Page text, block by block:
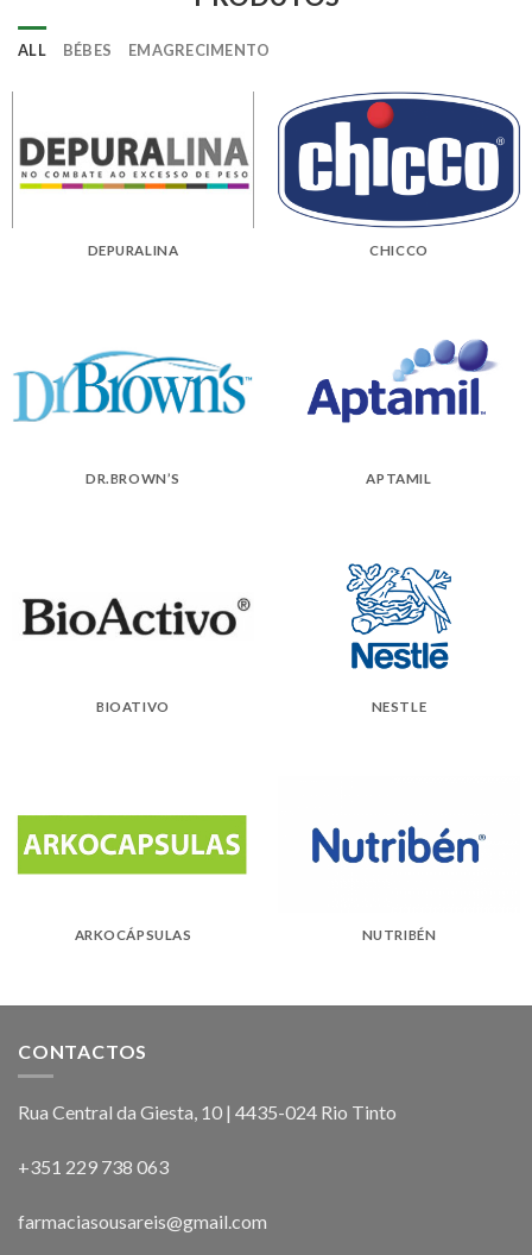
ALL BÉBES EMAGRECIMENTO
DEPURALINA CHICCO
DR.BROWN’S APTAMIL
BIOATIVO NESTLE
ARKOCÁPSULAS NUTRIBÉN
CONTACTOS
Rua Central da Giesta, 10 | 4435-024 Rio Tinto
+351 229 738 063
farmaciasousareis@gmail.com